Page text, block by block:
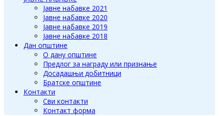
Јавне набавке 2021
Јавне набавке 2020
Јавне набавке 2019
Јавне набавке 2018
Дан општине
О дану општине
Предлог за награду или признање
Досадашњи добитници
Братске општине
Контакти
Сви контакти
Контакт форма